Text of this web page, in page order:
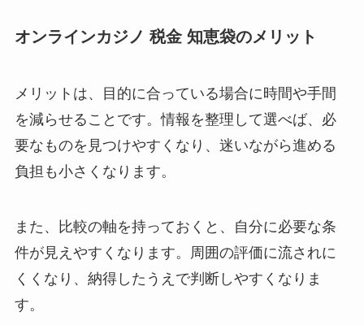
オンラインカジノ 税金 知恵袋のメリット
メリットは、目的に合っている場合に時間や手間
を減らせることです。情報を整理して選べば、必
要なものを見つけやすくなり、迷いながら進める
負担も小さくなります。
また、比較の軸を持っておくと、自分に必要な条
件が見えやすくなります。周囲の評価に流されに
くくなり、納得したうえで判断しやすくなりま
す。